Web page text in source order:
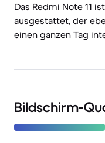
Das Redmi Note 11
ausgestattet, der
einen ganzen Tag
Bildschirm-